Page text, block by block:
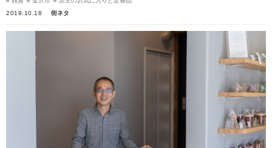
2019.10.18
街ネタ